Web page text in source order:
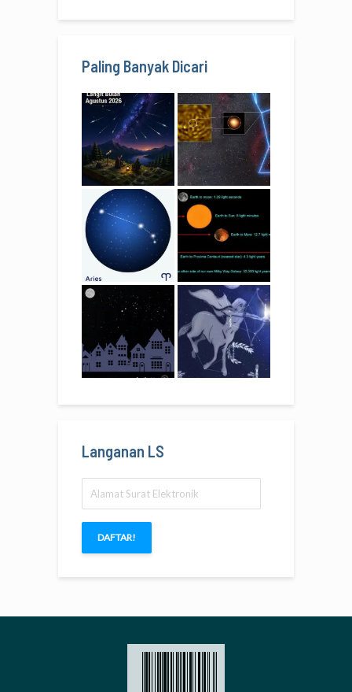
Paling Banyak Dicari
Langanan LS
Surat
Elektronik
DAFTAR!